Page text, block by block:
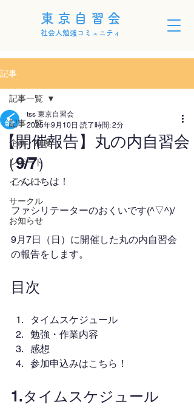
東京自習会
社会人勉強コミュニティ
記事
記事一覧
企画・制度
レポート
イベント
サークル
お知らせ
記事一覧
【開催報告】丸の内自習会
（9/7）
tss 東京自習会
2025年9月10日 読了時間: 2分
こんにちは！
ファシリテーターのおくいです(^▽^)/
9月7日（日）に開催した丸の内自習会
の報告をします。
目次
タイムスケジュール
勉強・作業内容
感想
参加申込みはこちら！
1.タイムスケジュール